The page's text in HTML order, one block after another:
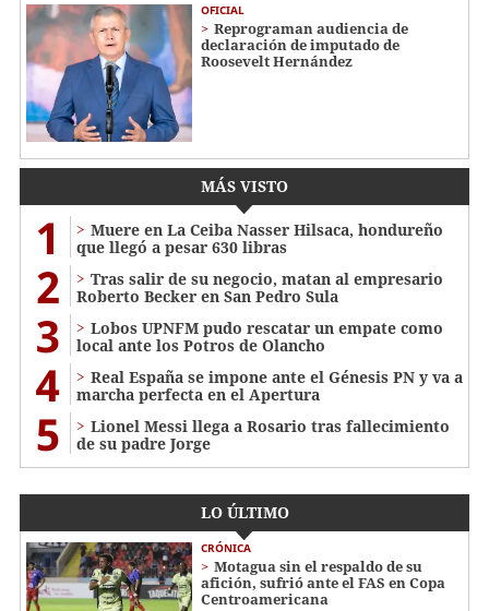
OFICIAL
Reprograman audiencia de
declaración de imputado de
Roosevelt Hernández
MÁS VISTO
1
Muere en La Ceiba Nasser Hilsaca, hondureño
que llegó a pesar 630 libras
2
Tras salir de su negocio, matan al empresario
Roberto Becker en San Pedro Sula
3
Lobos UPNFM pudo rescatar un empate como
local ante los Potros de Olancho
4
Real España se impone ante el Génesis PN y va a
marcha perfecta en el Apertura
5
Lionel Messi llega a Rosario tras fallecimiento
de su padre Jorge
LO ÚLTIMO
CRÓNICA
Motagua sin el respaldo de su
afición, sufrió ante el FAS en Copa
Centroamericana